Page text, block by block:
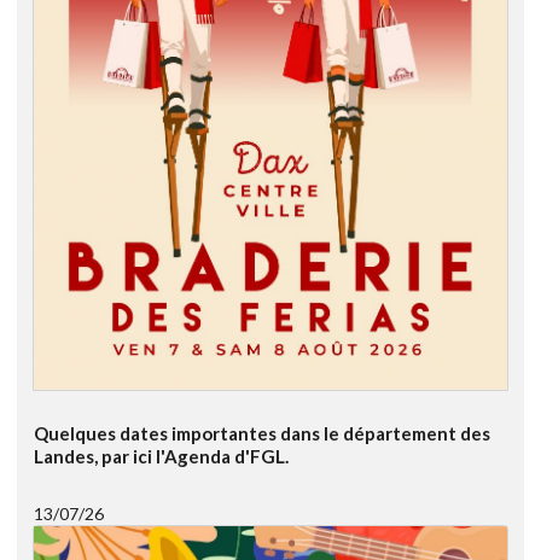
Quelques dates importantes dans le département des
Landes, par ici l'Agenda d'FGL.
13/07/26